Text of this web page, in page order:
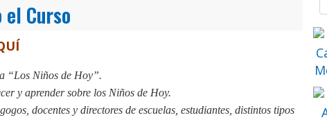
Curso
“Los Niños de Hoy”.
y aprender sobre los Niños de Hoy.
docentes y directores de escuelas, estudiantes, distintos tipos